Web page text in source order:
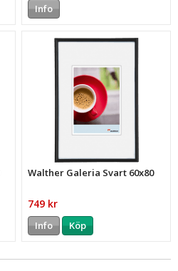
Info
Walther Galeria Svart 60x80
749 kr
Info Köp